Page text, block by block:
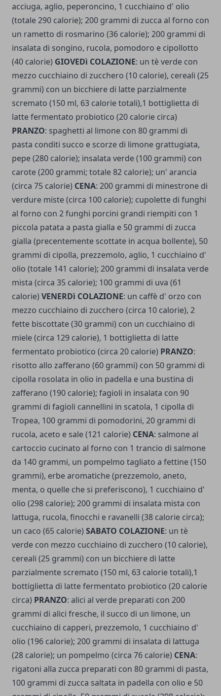
acciuga, aglio, peperoncino, 1 cucchiaino d' olio
(totale 290 calorie); 200 grammi di zucca al forno con
un rametto di rosmarino (36 calorie); 200 grammi di
insalata di songino, rucola, pomodoro e cipollotto
(40 calorie) GIOVEDì COLAZIONE: un tè verde con
mezzo cucchiaino di zucchero (10 calorie), cereali (25
grammi) con un bicchiere di latte parzialmente
scremato (150 ml, 63 calorie totali),1 bottiglietta di
latte fermentato probiotico (20 calorie circa)
PRANZO: spaghetti al limone con 80 grammi di
pasta conditi succo e scorze di limone grattugiata,
pepe (280 calorie); insalata verde (100 grammi) con
carote (200 grammi; totale 82 calorie); un' arancia
(circa 75 calorie) CENA: 200 grammi di minestrone di
verdure miste (circa 100 calorie); cupolette di funghi
al forno con 2 funghi porcini grandi riempiti con 1
piccola patata a pasta gialla e 50 grammi di zucca
gialla (precentemente scottate in acqua bollente), 50
grammi di cipolla, prezzemolo, aglio, 1 cucchiaino d'
olio (totale 141 calorie); 200 grammi di insalata verde
mista (circa 35 calorie); 100 grammi di uva (61
calorie) VENERDì COLAZIONE: un caffè d' orzo con
mezzo cucchiaino di zucchero (circa 10 calorie), 2
fette biscottate (30 grammi) con un cucchiaino di
miele (circa 129 calorie), 1 bottiglietta di latte
fermentato probiotico (circa 20 calorie) PRANZO:
risotto allo zafferano (60 grammi) con 50 grammi di
cipolla rosolata in olio in padella e una bustina di
zafferano (190 calorie); fagioli in insalata con 90
grammi di fagioli cannellini in scatola, 1 cipolla di
Tropea, 100 grammi di pomodorini, 20 grammi di
rucola, aceto e sale (121 calorie) CENA: salmone al
cartoccio cucinato al forno con 1 trancio di salmone
da 140 grammi, un pompelmo tagliato a fettine (150
grammi), erbe aromatiche (prezzemolo, aneto,
menta, o quelle che si preferiscono), 1 cucchiaino d'
olio (298 calorie); 200 grammi di insalata mista con
lattuga, rucola, finocchi e ravanelli (38 calorie circa);
un caco (65 calorie) SABATO COLAZIONE: un tè
verde con mezzo cucchiaino di zucchero (10 calorie),
cereali (25 grammi) con un bicchiere di latte
parzialmente scremato (150 ml, 63 calorie totali),1
bottiglietta di latte fermentato probiotico (20 calorie
circa) PRANZO: alici al verde preparati con 200
grammi di alici fresche, il succo di un limone, un
cucchiaino di capperi, prezzemolo, 1 cucchiaino d'
olio (196 calorie); 200 grammi di insalata di lattuga
(28 calorie); un pompelmo (circa 76 calorie) CENA:
rigatoni alla zucca preparati con 80 grammi di pasta,
100 grammi di zucca saltata in padella con olio e 50